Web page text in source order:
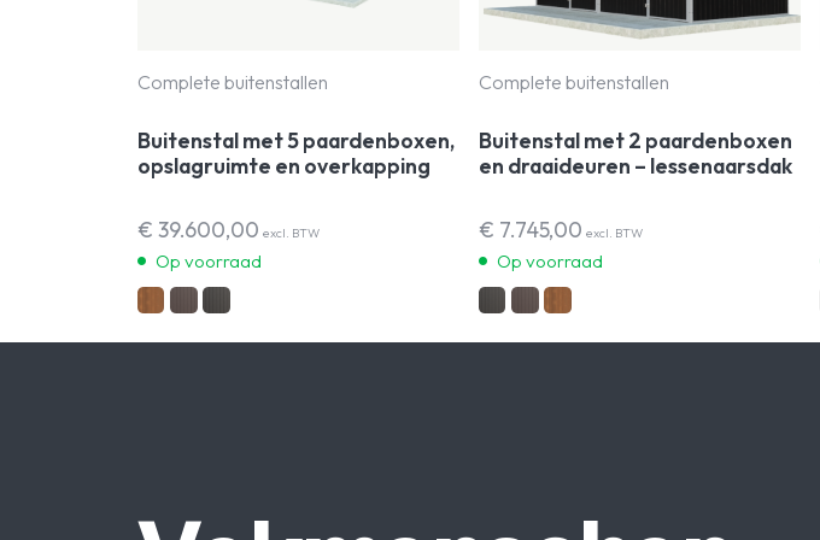
Complete buitenstallen
Buitenstal met 5 paardenboxen,
opslagruimte en overkapping
€ 39.600,00 excl. BTW
Op voorraad
Complete buitenstallen
Buitenstal met 2 paardenboxen
en draaideuren – lessenaarsdak
€ 7.745,00 excl. BTW
Op voorraad